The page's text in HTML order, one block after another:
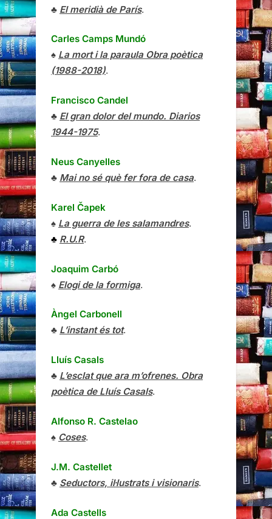
♣ El meridià de París.
Carles Camps Mundó
♠ La mort i la paraula Obra poètica
(1988-2018).
Francisco Candel
♣ El gran dolor del mundo. Diarios
1944-1975.
Neus Canyelles
♣ Mai no sé què fer fora de casa.
Karel Čapek
♠ La guerra de les salamandres.
♣ R.U.R.
Joaquim Carbó
♠ Elogi de la formiga.
Àngel Carbonell
♣ L’instant és tot.
Lluís Casals
♣ L’esclat que ara m’ofrenes. Obra
poètica de Lluís Casals.
Alfonso R. Castelao
♠ Coses.
J.M. Castellet
♣ Seductors, il·lustrats i visionaris.
Ada Castells